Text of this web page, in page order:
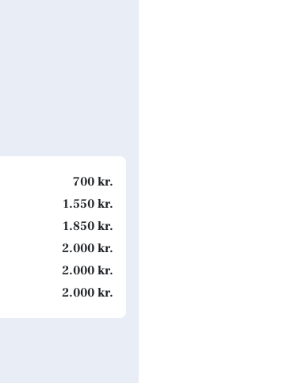
700 kr.
1.550 kr.
1.850 kr.
2.000 kr.
2.000 kr.
2.000 kr.